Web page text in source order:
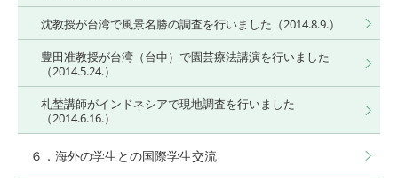
沈教授が台湾で風景名勝の調査を行いました（2014.8.9.）
豊田准教授が台湾（台中）で園芸療法講演を行いました
（2014.5.24.）
札埜講師がインドネシアで現地調査を行いました
（2014.6.16.）
６．海外の学生との国際学生交流